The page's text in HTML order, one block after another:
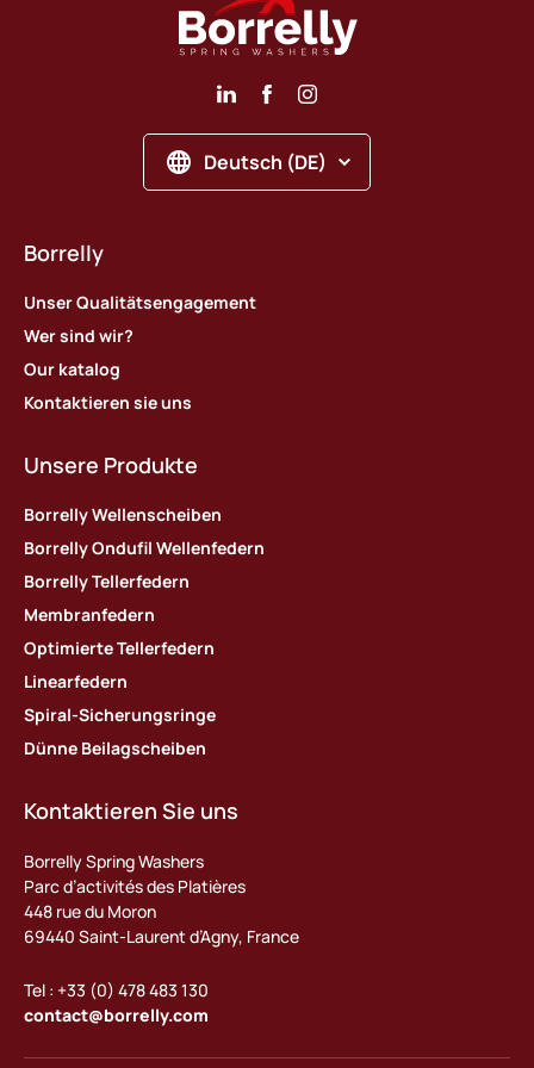
Deutsch (DE)
Borrelly
Unser Qualitätsengagement
Wer sind wir?
Our katalog
Kontaktieren sie uns
Unsere Produkte
Borrelly Wellenscheiben
Borrelly Ondufil Wellenfedern
Borrelly Tellerfedern
Membranfedern
Optimierte Tellerfedern
Linearfedern
Spiral-Sicherungsringe
Dünne Beilagscheiben
Kontaktieren Sie uns
Borrelly Spring Washers
Parc d’activités des Platières
448 rue du Moron
69440 Saint-Laurent d’Agny, France
Tel : +33 (0) 478 483 130
contact@borrelly.com